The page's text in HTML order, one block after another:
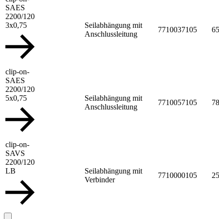
SAES
2200/120
3x0,75
Seilabhängung mit
Anschlussleitung
7710037105
clip-on-
SAES
2200/120
5x0,75
Seilabhängung mit
Anschlussleitung
7710057105
clip-on-
SAVS
2200/120
LB
Seilabhängung mit
Verbinder
7710000105